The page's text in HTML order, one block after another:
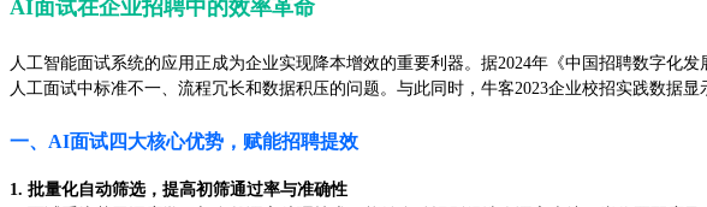
AI面试在企业招聘中的效率革命
人工智能面试系统的应用正成为企业实现降本增效的重要利器。据2024年《中国招聘数字化
人工面试中标准不一、流程冗长和数据积压的问题。与此同时，牛客2023企业校招实践数据
一、AI面试四大核心优势，赋能招聘提效
1. 批量化自动筛选，提高初筛通过率与准确性